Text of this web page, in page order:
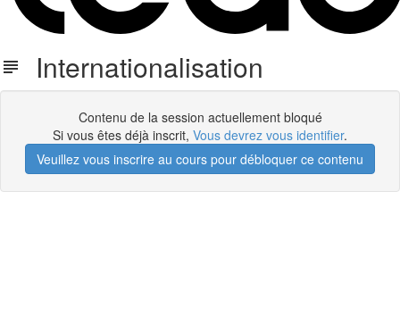
Internationalisation
Contenu de la session actuellement bloqué
Si vous êtes déjà inscrit, Vous devrez vous identifier.
Veuillez vous inscrire au cours pour débloquer ce contenu